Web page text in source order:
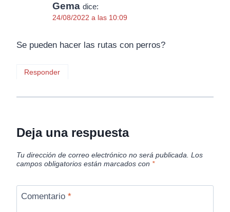
Gema dice:
24/08/2022 a las 10:09
Se pueden hacer las rutas con perros?
Responder
Deja una respuesta
Tu dirección de correo electrónico no será publicada. Los
campos obligatorios están marcados con *
Comentario *